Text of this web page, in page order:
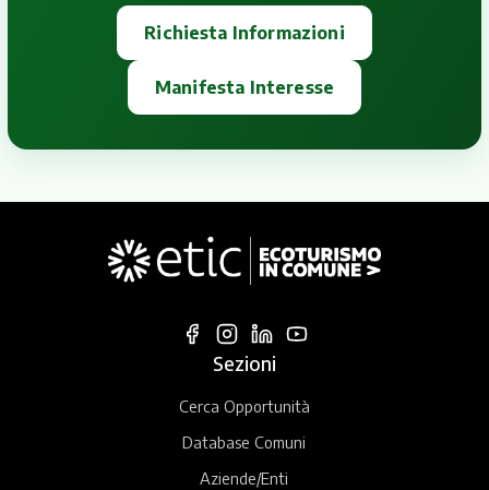
Richiesta Informazioni
Manifesta Interesse
Sezioni
Cerca Opportunità
Database Comuni
Aziende/Enti